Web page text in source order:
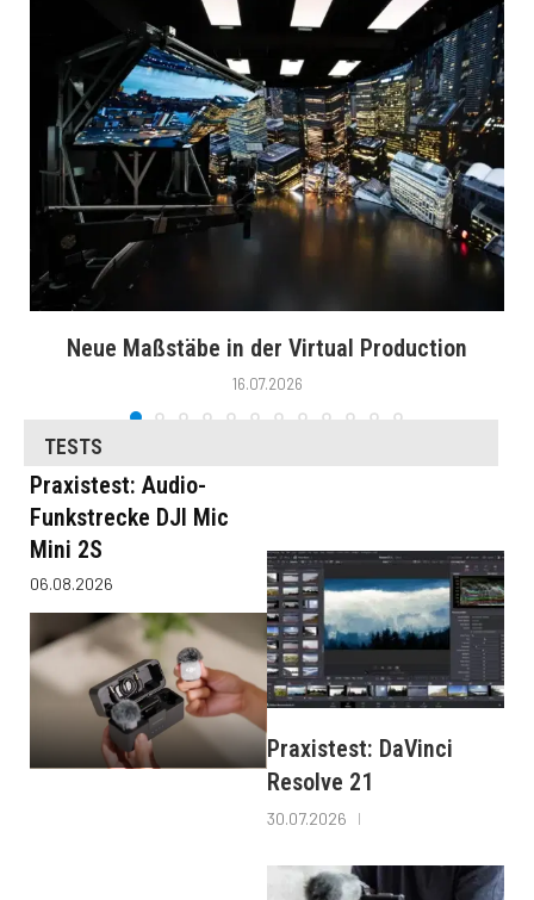
Neue Maßstäbe in der Virtual Production
16.07.2026
TESTS
Praxistest: Audio-
Funkstrecke DJI Mic
Mini 2S
06.08.2026
Praxistest: DaVinci
Resolve 21
30.07.2026